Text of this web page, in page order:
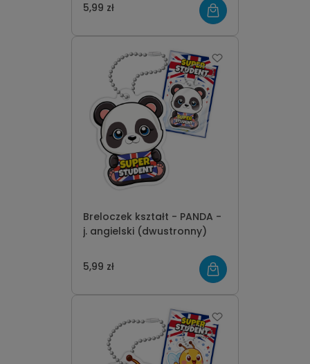
5,99 zł
Breloczek kształt - PANDA -
j. angielski (dwustronny)
5,99 zł